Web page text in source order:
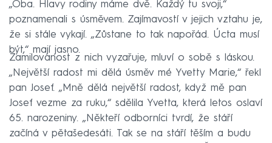
„Oba. Hlavy rodiny máme dvě. Každý tu svoji,“
poznamenali s úsměvem. Zajímavostí v jejich vztahu je,
že si stále vykají. „Zůstane to tak napořád. Úcta musí
být,“ mají jasno.
Zamilovanost z nich vyzařuje, mluví o sobě s láskou.
„Největší radost mi dělá úsměv mé Yvetty Marie,“ řekl
pan Josef. „Mně dělá největší radost, když mě pan
Josef vezme za ruku,“ sdělila Yvetta, která letos oslaví
65. narozeniny. „Někteří odborníci tvrdí, že stáří
začíná v pětašedesáti. Tak se na stáří těším a budu